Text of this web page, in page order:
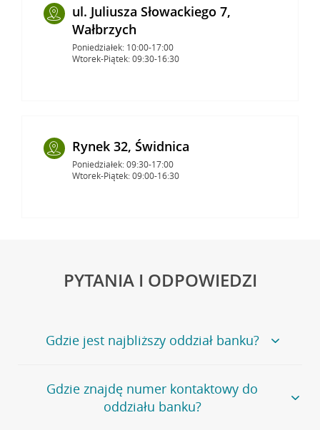
ul. Juliusza Słowackiego 7,
Wałbrzych
Poniedziałek: 10:00-17:00
Wtorek-Piątek: 09:30-16:30
Rynek 32, Świdnica
Poniedziałek: 09:30-17:00
Wtorek-Piątek: 09:00-16:30
PYTANIA I ODPOWIEDZI
Gdzie jest najbliższy oddział banku?
Jeśli szukasz oddziału naszego banku, zapraszamy na
stronęPlacówki i bankomaty, na której znajduje się
wygodna wyszukiwarka.
Gdzie znajdę numer kontaktowy do
oddziału banku?